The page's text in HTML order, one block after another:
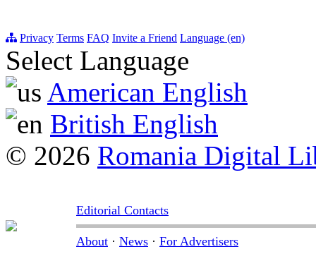
Privacy Terms FAQ Invite a Friend Language (en)
Select Language
American English
British English
© 2026 Romania Digital
Editorial Contacts
About · News · For Advertisers